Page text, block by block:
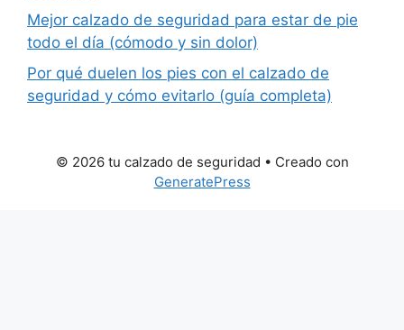
Mejor calzado de seguridad para estar de pie
todo el día (cómodo y sin dolor)
Por qué duelen los pies con el calzado de
seguridad y cómo evitarlo (guía completa)
© 2026 tu calzado de seguridad • Creado con
GeneratePress